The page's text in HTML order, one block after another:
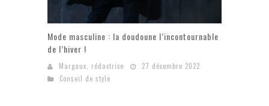
Mode masculine : la doudoune l’incontournable
de l’hiver !
Margaux, rédactrice
27 décembre 2022
Conseil de style